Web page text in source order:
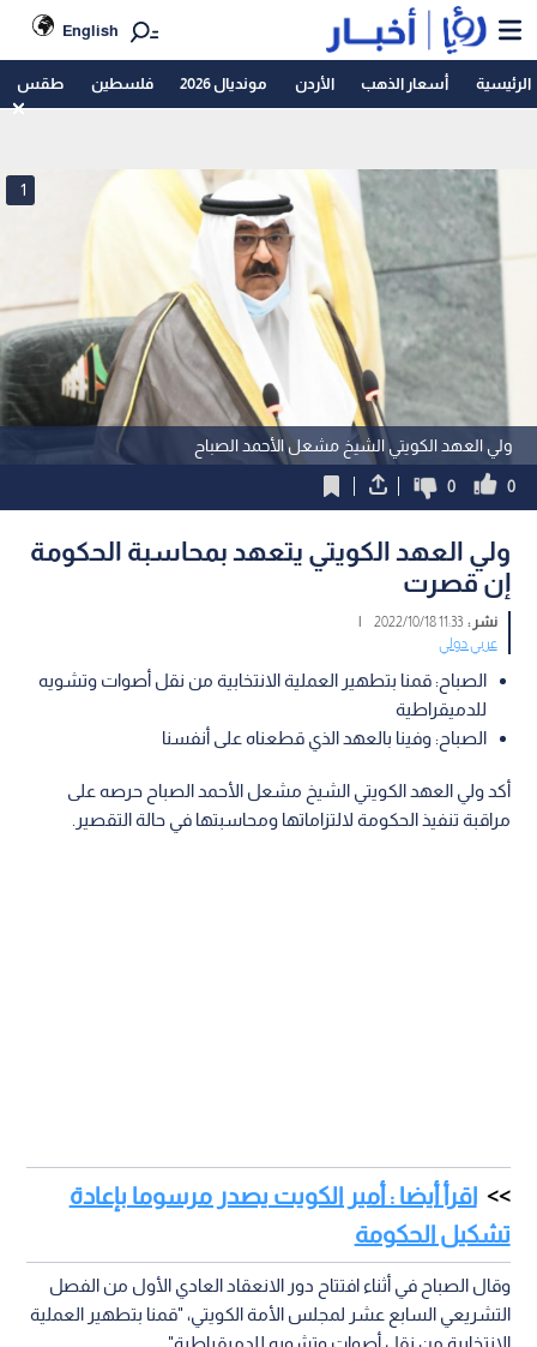
English
الرئيسية أسعار الذهب الأردن مونديال 2026 فلسطين طقس
ولي العهد الكويتي الشيخ مشعل الأحمد الصباح
1
0
0
ولي العهد الكويتي يتعهد بمحاسبة الحكومة
إن قصرت
نشر :11:33 2022/10/18
|
عربي دولي
الصباح: قمنا بتطهير العملية الانتخابية من نقل أصوات وتشويه
للدميقراطية
الصباح: وفينا بالعهد الذي قطعناه على أنفسنا
أكد ولي العهد الكويتي الشيخ مشعل الأحمد الصباح حرصه على
مراقبة تنفيذ الحكومة لالتزاماتها ومحاسبتها في حالة التقصير.
اقرأ أيضا : أمير الكويت يصدر مرسوما بإعادة
تشكيل الحكومة
وقال الصباح في أثناء افتتاح دور الانعقاد العادي الأول من الفصل
التشريعي السابع عشر لمجلس الأمة الكويتي، "قمنا بتطهير العملية
الانتخابية من نقل أصوات وتشويه للدميقراطية".